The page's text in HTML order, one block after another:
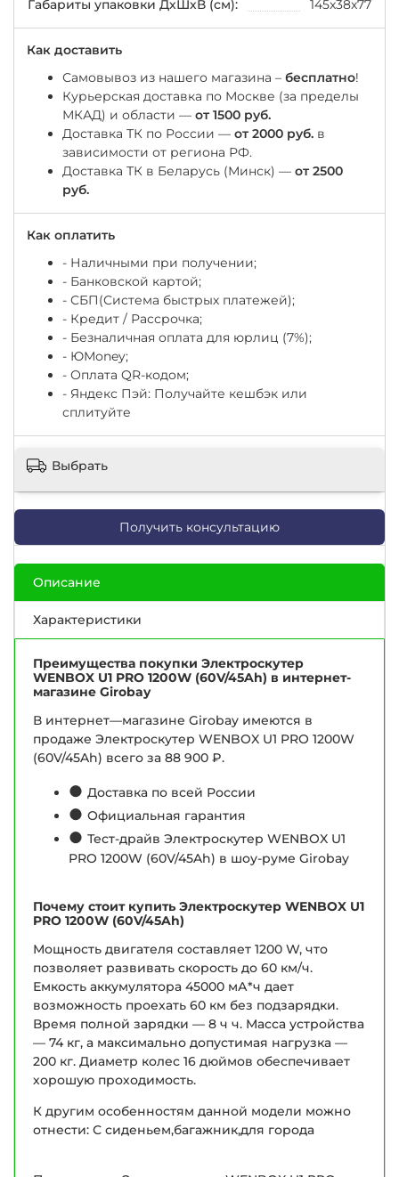
Габариты упаковки ДхШхВ (см):
145x38x77
Как доставить
Самовывоз из нашего магазина – бесплатно!
Курьерская доставка по Москве (за пределы
МКАД) и области — от 1500 руб.
Доставка ТК по России — от 2000 руб. в
зависимости от региона РФ.
Доставка ТК в Беларусь (Минск) — от 2500
руб.
Как оплатить
- Наличными при получении;
- Банковской картой;
- СБП(Система быстрых платежей);
- Кредит / Рассрочка;
- Безналичная оплата для юрлиц (7%);
- ЮМоney;
- Оплата QR-кодом;
- Яндекс Пэй: Получайте кешбэк или
сплитуйте
Выбрать
Получить консультацию
Описание
Характеристики
Преимущества покупки Электроскутер
WENBOX U1 PRO 1200W (60V/45Ah) в интернет-
магазине Girobay
В интернет—магазине Girobay имеются в
продаже Электроскутер WENBOX U1 PRO 1200W
(60V/45Ah) всего за 88 900 ₽.
● Доставка по всей России
● Официальная гарантия
● Тест-драйв Электроскутер WENBOX U1
PRO 1200W (60V/45Ah) в шоу-руме Girobay
Почему стоит купить Электроскутер WENBOX U1
PRO 1200W (60V/45Ah)
Мощность двигателя составляет 1200 W, что
позволяет развивать скорость до 60 км/ч.
Емкость аккумулятора 45000 мА*ч дает
возможность проехать 60 км без подзарядки.
Время полной зарядки — 8 ч ч. Масса устройства
— 74 кг, а максимально допустимая нагрузка —
200 кг. Диаметр колес 16 дюймов обеспечивает
хорошую проходимость.
К другим особенностям данной модели можно
отнести: С сиденьем,багажник,для города